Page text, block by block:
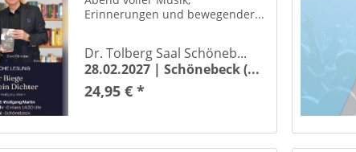
Ikarus
Freilichtbühne Peißnitz Halle (Saale)
/ Unstrut Marktplatz
Palast Berlin
Zerbst
Galopprennbahn Halle Halle/Saale
Erinnerungen und bewegender...
Dr. Tolberg Saal Schöneb...
28.02.2027 |Schönebeck (...
24,95 € *